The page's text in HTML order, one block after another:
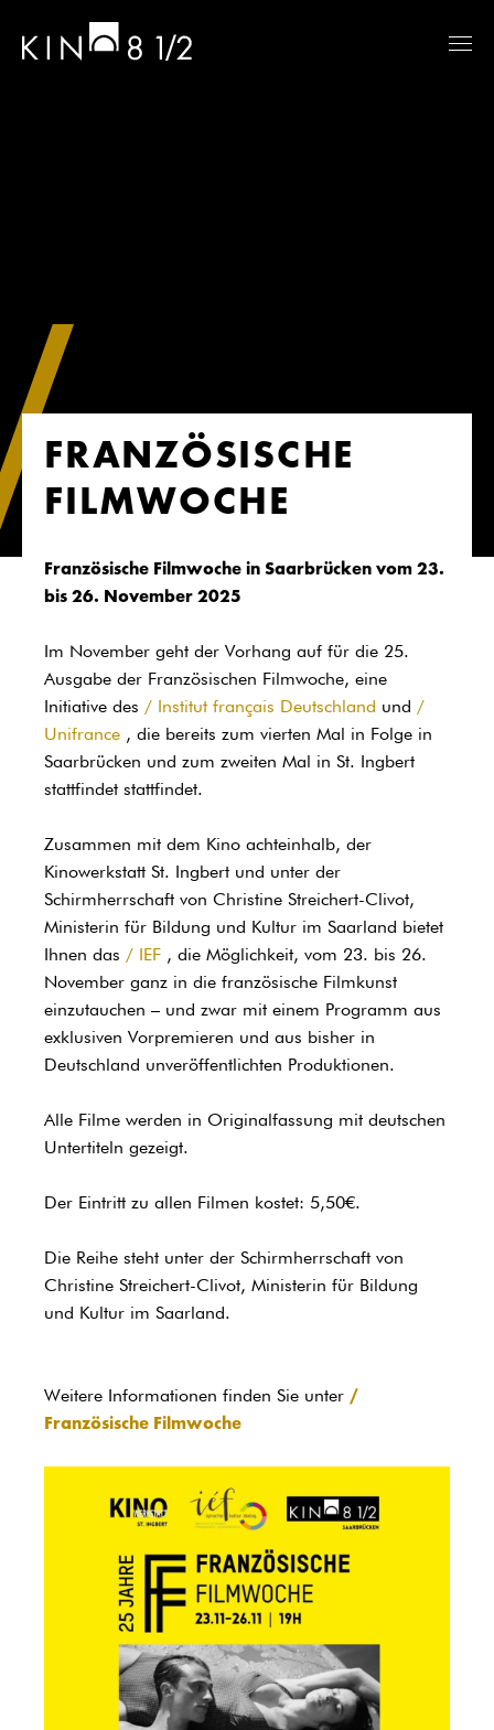
FRANZÖSISCHE
FILMWOCHE
Französische Filmwoche in Saarbrücken vom 23.
bis 26. November 2025
Im November geht der Vorhang auf für die 25.
Ausgabe der Französischen Filmwoche, eine
Initiative des
Institut français Deutschland und
Unifrance , die bereits zum vierten Mal in Folge in
Saarbrücken und zum zweiten Mal in St. Ingbert
stattfindet stattfindet.
Zusammen mit dem Kino achteinhalb, der
Kinowerkstatt St. Ingbert und unter der
Schirmherrschaft von Christine Streichert-Clivot,
Ministerin für Bildung und Kultur im Saarland bietet
Ihnen das
IEF , die Möglichkeit, vom 23. bis 26.
November ganz in die französische Filmkunst
einzutauchen – und zwar mit einem Programm aus
exklusiven Vorpremieren und aus bisher in
Deutschland unveröffentlichten Produktionen.
Alle Filme werden in Originalfassung mit deutschen
Untertiteln gezeigt.
Der Eintritt zu allen Filmen kostet: 5,50€.
Die Reihe steht unter der Schirmherrschaft von
Christine Streichert-Clivot, Ministerin für Bildung
und Kultur im Saarland.
Weitere Informationen finden Sie unter
Französische Filmwoche